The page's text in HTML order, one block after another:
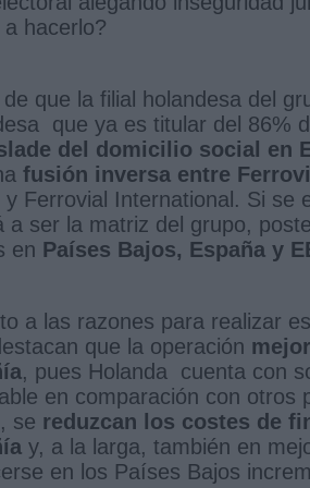
hacerlo?
que la filial holandesa del
que ya es titular del 86%
del domicilio social en
fusión inversa entre
y Ferrovial International. Si se
a ser la matriz del grupo,
en Países Bajos, España y
a las razones para realizar
que la operación
, pues Holanda cuenta con
en comparación con
se reduzcan los costes de
y, a la larga, también en
en los Países Bajos